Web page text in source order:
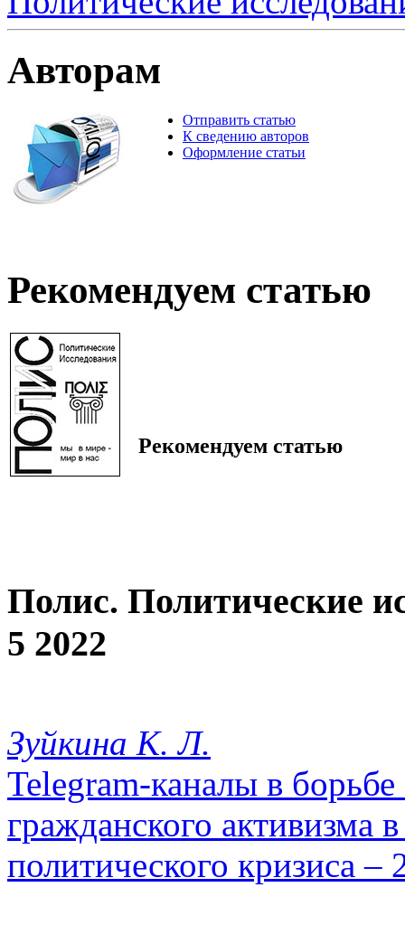
Авторам
Отправить статью
К сведению авторов
Оформление статьи
Рекомендуем статью
Рекомендуем статью
Полис. Политические
5 2022
Зуйкина К. Л.
Telegram-каналы в
гражданского активизма
политического кризиса –